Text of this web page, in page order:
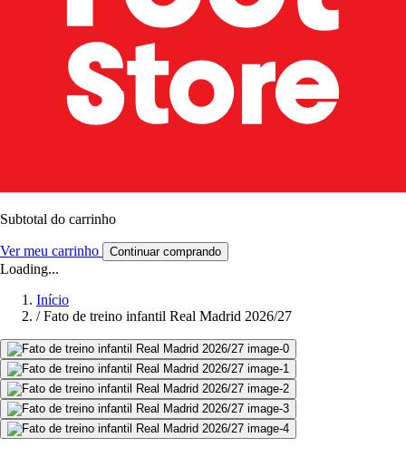
Subtotal do carrinho
Ver meu carrinho Continuar comprando
Loading...
Início
/ Fato de treino infantil Real Madrid 2026/27